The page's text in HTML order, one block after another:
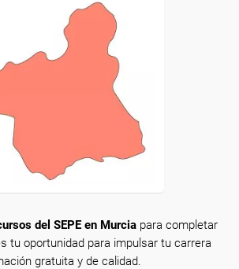
del SEPE en Murcia para completar
tu oportunidad para impulsar tu carrera
gratuita y de calidad.